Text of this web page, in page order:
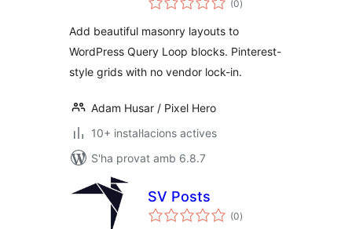
(0totals
)
Add beautiful masonry layouts to
WordPress Query Loop blocks. Pinterest-
style grids with no vendor lock-in.
Adam Husar / Pixel Hero
10+ instal·lacions actives
S'ha provat amb 6.8.7
SV Posts
(0puntuacions
totals
)